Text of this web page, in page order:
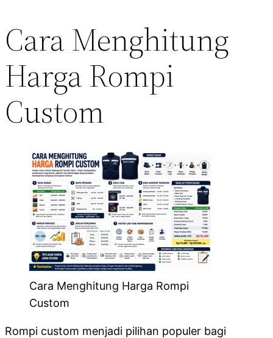
Cara Menghitung
Harga Rompi
Custom
Cara Menghitung Harga Rompi
Custom
Rompi custom menjadi pilihan populer bagi